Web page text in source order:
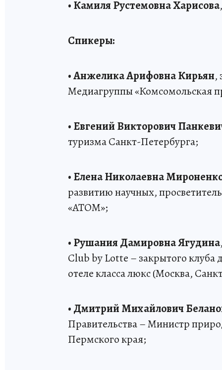
• Камиля Рустемовна Харисова
Спикеры:
• Анжелика Арифовна Кирьян,
Медиагруппы «Комсомольская
• Евгений Викторович
туризма Санкт-Петербурга;
• Елена Николаевна
развитию научных,
«АТОМ»;
• Рушания Дамировна Ягудина
Club by Lotte – закрытого
отеле класса люкс (Москва,
• Дмитрий Михайлович
Правительства – Министр
Пермского края;